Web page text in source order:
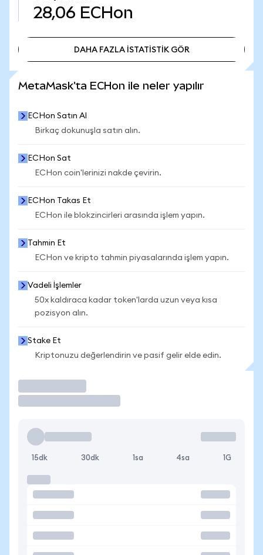
28,06 ECHon
DAHA FAZLA İSTATİSTİK GÖR
MetaMask'ta ECHon ile neler yapılır
ECHon Satın Al
Birkaç dokunuşla satın alın.
ECHon Sat
ECHon coin'lerinizi nakde çevirin.
ECHon Takas Et
ECHon ile blokzincirleri arasında işlem yapın.
Tahmin Et
ECHon ve kripto tahmin piyasalarında işlem yapın.
Vadeli İşlemler
50x kaldıraca kadar token'larda uzun veya kısa
pozisyon alın.
Stake Et
Kriptonuzu değerlendirin ve pasif gelir elde edin.
15dk 30dk 1sa 4sa 1G